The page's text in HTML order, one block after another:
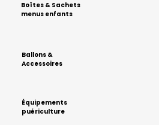
Boîtes & Sachets
menus enfants
Ballons &
Accessoires
Équipements
puériculture